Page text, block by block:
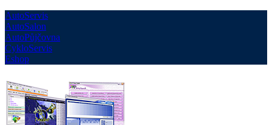
AutoServis
AutoSalon
AutoPůjčovna
CykloServis
Eshop